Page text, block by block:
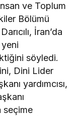
ve Toplum
Bölümü
İran’da
söyledi.
Dini Lider
yardımcısı,
seçime